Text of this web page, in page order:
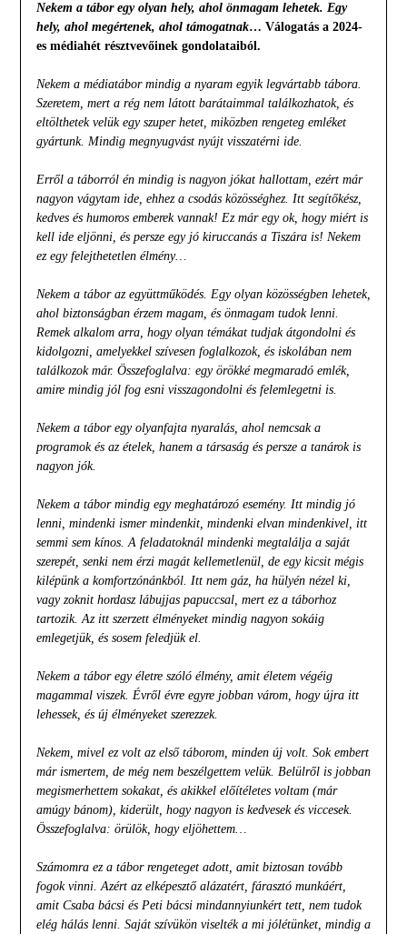
Nekem a tábor egy olyan hely, ahol önmagam lehetek. Egy
hely, ahol megértenek, ahol támogatnak… Válogatás a 2024-
es médiahét résztvevőinek gondolataiból.
Nekem a médiatábor mindig a nyaram egyik legvártabb tábora.
Szeretem, mert a rég nem látott barátaimmal találkozhatok, és
eltölthetek velük egy szuper hetet, miközben rengeteg emléket
gyártunk. Mindig megnyugvást nyújt visszatérni ide.
Erről a táborról én mindig is nagyon jókat hallottam, ezért már
nagyon vágytam ide, ehhez a csodás közösséghez. Itt segítőkész,
kedves és humoros emberek vannak! Ez már egy ok, hogy miért is
kell ide eljönni, és persze egy jó kiruccanás a Tiszára is! Nekem
ez egy felejthetetlen élmény…
Nekem a tábor az együttműködés. Egy olyan közösségben lehetek,
ahol biztonságban érzem magam, és önmagam tudok lenni.
Remek alkalom arra, hogy olyan témákat tudjak átgondolni és
kidolgozni, amelyekkel szívesen foglalkozok, és iskolában nem
találkozok már. Összefoglalva: egy örökké megmaradó emlék,
amire mindig jól fog esni visszagondolni és felemlegetni is.
Nekem a tábor egy olyanfajta nyaralás, ahol nemcsak a
programok és az ételek, hanem a társaság és persze a tanárok is
nagyon jók.
Nekem a tábor mindig egy meghatározó esemény. Itt mindig jó
lenni, mindenki ismer mindenkit, mindenki elvan mindenkivel, itt
semmi sem kínos. A feladatoknál mindenki megtalálja a saját
szerepét, senki nem érzi magát kellemetlenül, de egy kicsit mégis
kilépünk a komfortzónánkból. Itt nem gáz, ha hülyén nézel ki,
vagy zoknit hordasz lábujjas papuccsal, mert ez a táborhoz
tartozik. Az itt szerzett élményeket mindig nagyon sokáig
emlegetjük, és sosem feledjük el.
Nekem a tábor egy életre szóló élmény, amit életem végéig
magammal viszek. Évről évre egyre jobban várom, hogy újra itt
lehessek, és új élményeket szerezzek.
Nekem, mivel ez volt az első táborom, minden új volt. Sok embert
már ismertem, de még nem beszélgettem velük. Belülről is jobban
megismerhettem sokakat, és akikkel előítéletes voltam (már
amúgy bánom), kiderült, hogy nagyon is kedvesek és viccesek.
Összefoglalva: örülök, hogy eljöhettem…
Számomra ez a tábor rengeteget adott, amit biztosan tovább
fogok vinni. Azért az elképesztő alázatért, fárasztó munkáért,
amit Csaba bácsi és Peti bácsi mindannyiunkért tett, nem tudok
elég hálás lenni. Saját szívükön viselték a mi jólétünket, mindig a